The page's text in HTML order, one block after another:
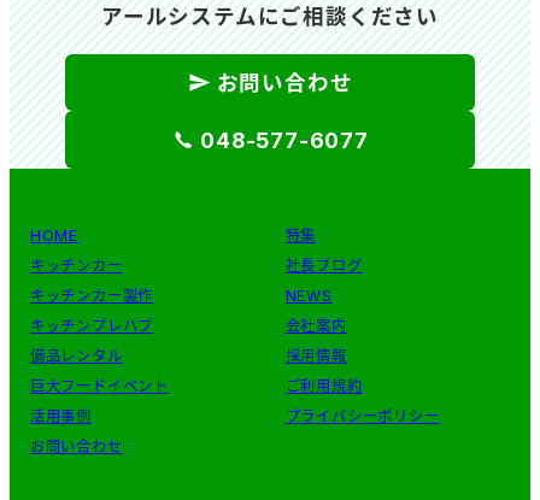
アールシステムにご相談ください
お問い合わせ
048-577-6077
HOME
キッチンカー
キッチンカー製作
キッチンプレハブ
備品レンタル
巨大フードイベント
活用事例
お問い合わせ
特集
社長ブログ
NEWS
会社案内
採用情報
ご利用規約
プライバシーポリシー